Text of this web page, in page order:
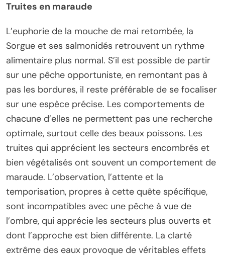
Truites en maraude
L’euphorie de la mouche de mai retombée, la
Sorgue et ses salmonidés retrouvent un rythme
alimentaire plus normal. S’il est possible de partir
sur une pêche opportuniste, en remontant pas à
pas les bordures, il reste préférable de se focaliser
sur une espèce précise. Les comportements de
chacune d’elles ne permettent pas une recherche
optimale, surtout celle des beaux poissons. Les
truites qui apprécient les secteurs encombrés et
bien végétalisés ont souvent un comportement de
maraude. L’observation, l’attente et la
temporisation, propres à cette quête spécifique,
sont incompatibles avec une pêche à vue de
l’ombre, qui apprécie les secteurs plus ouverts et
dont l’approche est bien différente. La clarté
extrême des eaux provoque de véritables effets